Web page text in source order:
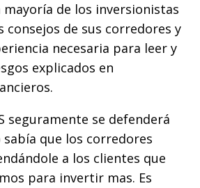
mayoría de los inversionistas
consejos de sus corredores y
necesaria para leer y
explicados en
seguramente se defenderá
que los corredores
a los clientes que
para invertir mas. Es